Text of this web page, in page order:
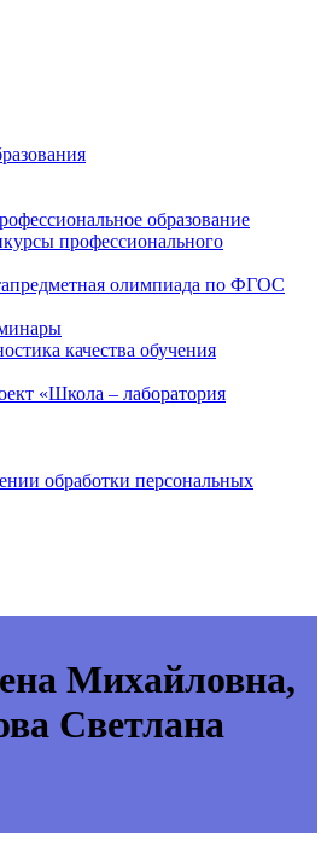
образование
профессионального
олимпиада по ФГОС
качества обучения
«Школа – лаборатория
обработки персональных
Михайловна,
Светлана